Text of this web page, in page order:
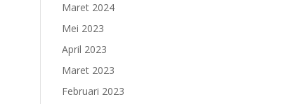
Maret 2024
Mei 2023
April 2023
Maret 2023
Februari 2023